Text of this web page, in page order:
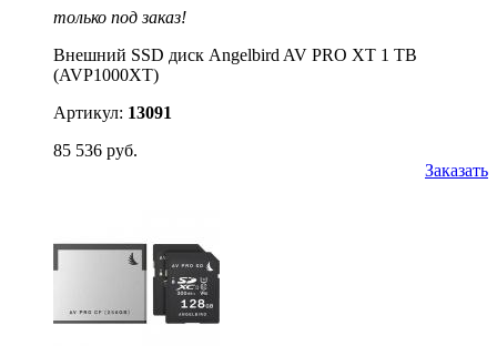
только под заказ!
Внешний SSD диск Angelbird AV PRO XT 1 TB
(AVP1000XT)
Артикул: 13091
85 536 руб.
Заказать